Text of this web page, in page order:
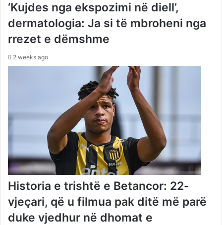
‘Kujdes nga ekspozimi në diell’,
dermatologia: Ja si të mbroheni nga
rrezet e dëmshme
2 weeks ago
Historia e trishtë e Betancor: 22-
vjeçari, që u filmua pak ditë më parë
duke vjedhur në dhomat e